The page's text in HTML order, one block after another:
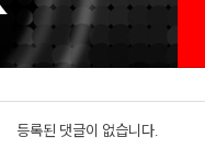
등록된 댓글이 없습니다.